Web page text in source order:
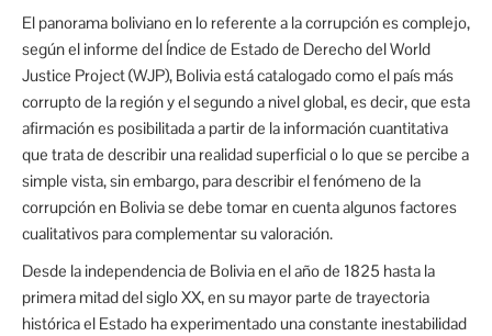
El panorama boliviano en lo referente a la corrupción es complejo,
según el informe del Índice de Estado de Derecho del World
Justice Project (WJP), Bolivia está catalogado como el país más
corrupto de la región y el segundo a nivel global, es decir, que esta
afirmación es posibilitada a partir de la información cuantitativa
que trata de describir una realidad superficial o lo que se percibe a
simple vista, sin embargo, para describir el fenómeno de la
corrupción en Bolivia se debe tomar en cuenta algunos factores
cualitativos para complementar su valoración.
Desde la independencia de Bolivia en el año de 1825 hasta la
primera mitad del siglo XX, en su mayor parte de trayectoria
histórica el Estado ha experimentado una constante inestabilidad